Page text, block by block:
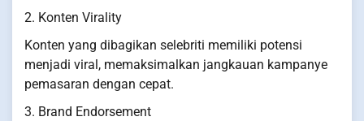
2. Konten Virality
Konten yang dibagikan selebriti memiliki potensi
menjadi viral, memaksimalkan jangkauan kampanye
pemasaran dengan cepat.
3. Brand Endorsement